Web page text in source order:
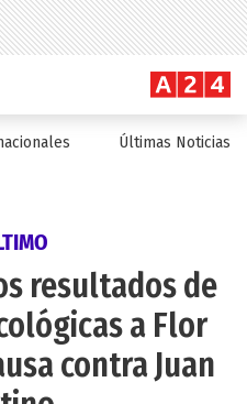
Últimas Noticias
resultados de
a Flor
contra Juan